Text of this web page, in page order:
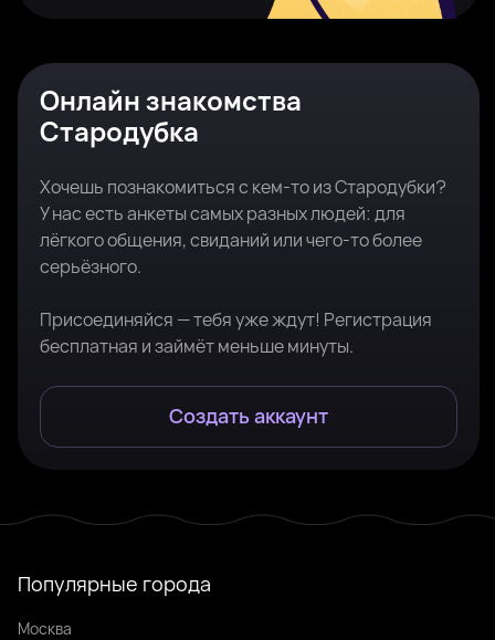
Онлайн знакомства
Стародубка
Хочешь познакомиться с кем-то из Стародубки?
У нас есть анкеты самых разных людей: для
лёгкого общения, свиданий или чего-то более
серьёзного.
Присоединяйся — тебя уже ждут! Регистрация
бесплатная и займёт меньше минуты.
Создать аккаунт
Популярные города
Москва